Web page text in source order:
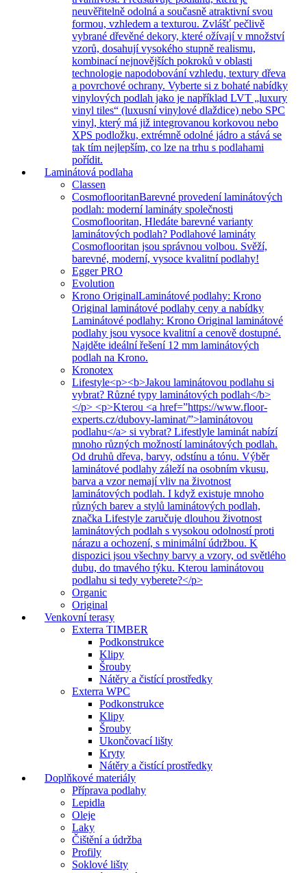
neuvěřitelně odolná a současně atraktivní svou
formou, vzhledem a texturou. Zvlášť pečlivě
vybrané dřevěné dekory, které ožívají v množství
vzorů, dosahují vysokého stupně realismu,
kombinací nejnovějších pokroků v oblasti
technologie napodobování vzhledu, textury dřeva
a povrchové ochrany. Vyberte si z bohaté nabídky
vinylových podlah jako je například LVT „luxury
vinyl tiles“ (luxusní vinylové dlaždice) nebo SPC
vinyl, který má již integrovanou korkovou nebo
XPS podložku, extrémně odolné jádro a stává se
tak tím nejlepším, co lze na trhu s podlahami
pořídit.
Laminátová podlaha
Classen
CosmoflooritanBarevné provedení laminátových
podlah: moderní lamináty společnosti
Cosmoflooritan, Hledáte barevné varianty
laminátových podlah? Podlahové lamináty
Cosmoflooritan jsou správnou volbou. Svěží,
barevné, moderní, vysoce kvalitní podlahy!
Egger PRO
Evolution
Krono OriginalLaminátové podlahy: Krono
Original laminátové podlahy ceny a nabídky
Laminátové podlahy: Krono Original laminátové
podlahy jsou vysoce kvalitní a cenově dostupné.
Najděte ideální řešení 12 mm laminátových
podlah na Krono.
Kronotex
Lifestyle<p><b>Jakou laminátovou podlahu si
vybrat? Různé typy laminátových podlah</b>
</p> <p>Kterou <a href=”https://www.floor-
experts.cz/dubovy-laminat/”>laminátovou
podlahu</a> si vybrat? Lifestlyle laminát nabízí
mnoho různých možností laminátových podlah.
Od druhů dřeva, barvy, odstínu a tónu. Výběr
laminátové podlahy záleží na osobním vkusu,
barva a vzor nemají vliv na životnost
laminátových podlah. I když existuje mnoho
různých barev a stylů laminátových podlah,
značka Lifestyle zaručuje dlouhou životnost
laminátových podlah s vysokou odolností proti
nárazu a ochození, s minimální údržbou. K
dispozici jsou všechny barvy a vzory, od světlého
dubu, do tmavého týku. Kterou laminátovou
podlahu si tedy vyberete?</p>
Organic
Original
Venkovní terasy
Exterra TIMBER
Podkonstrukce
Klipy
Šrouby
Nátěry a čistící prostředky
Exterra WPC
Podkonstrukce
Klipy
Šrouby
Ukončovací lišty
Kryty
Nátěry a čistící prostředky
Doplňkové materiály
Příprava podlahy
Lepidla
Oleje
Laky
Čištění a údržba
Profily
Soklové lišty